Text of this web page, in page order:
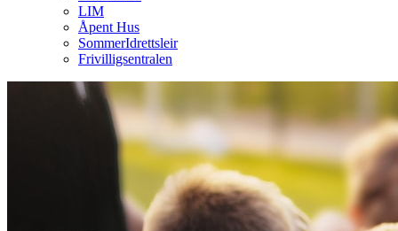
LIM
Åpent Hus
SommerIdrettsleir
Frivilligsentralen